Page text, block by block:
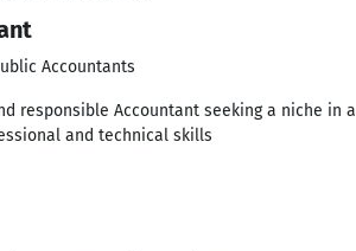
Accountants
responsible Accountant seeking a niche in
and technical skills